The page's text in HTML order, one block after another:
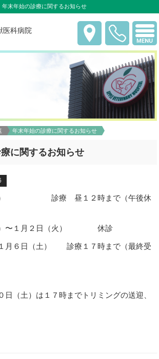
年末年始の診療に関するお知らせ
医科病院
年末年始の診療に関するお知らせ
に関するお知らせ
土） 診療 昼１２時まで（午後休
）〜１月２日（火） 休診
月６日（土） 診療１７時まで（最終受
日（土）は１７時までトリミングの送迎、